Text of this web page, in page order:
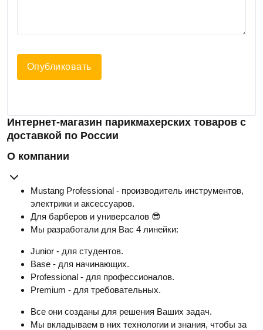
Опубликовать
Интернет-магазин парикмахерских товаров с
доставкой по России
О компании
Mustang Professional - производитель инструментов,
электрики и аксессуаров.
Для барберов и универсалов 😎
Мы разработали для Вас 4 линейки:
Junior - для студентов.
Base - для начинающих.
Professional - для профессионалов.
Premium - для требовательных.
Все они созданы для решения Ваших задач.
Мы вкладываем в них технологии и знания, чтобы за